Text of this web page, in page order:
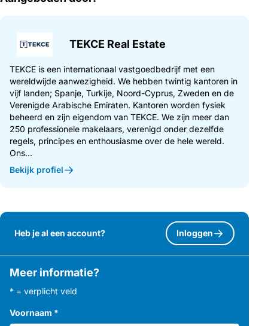
TEKCE Real Estate
TEKCE is een internationaal vastgoedbedrijf met een
wereldwijde aanwezigheid. We hebben twintig kantoren in
vijf landen; Spanje, Turkije, Noord-Cyprus, Zweden en de
Verenigde Arabische Emiraten. Kantoren worden fysiek
beheerd en zijn eigendom van TEKCE. We zijn meer dan
250 professionele makelaars, verenigd onder dezelfde
regels, principes en enthousiasme over de hele wereld.
Ons...
Bekijk profiel
Heb je al een account? Inloggen
Meer informatie?
* = verplicht veld
Voornaam *